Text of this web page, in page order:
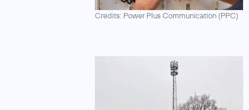
Credits: Power Plus Communication (PPC)